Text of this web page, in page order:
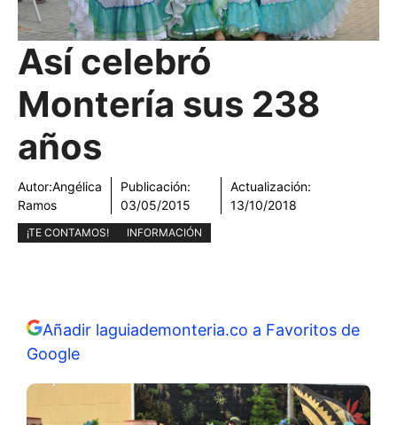
Así celebró
Montería sus 238
años
Autor:Angélica
Ramos
Publicación:
03/05/2015
Actualización:
13/10/2018
¡TE CONTAMOS! INFORMACIÓN
Añadir laguiademonteria.co a Favoritos de
Google